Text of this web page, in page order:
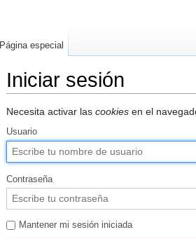
Iniciar sesión
Necesita activar las cookies en el
Usuario
Contraseña
Mantener mi sesión iniciada
Página especial